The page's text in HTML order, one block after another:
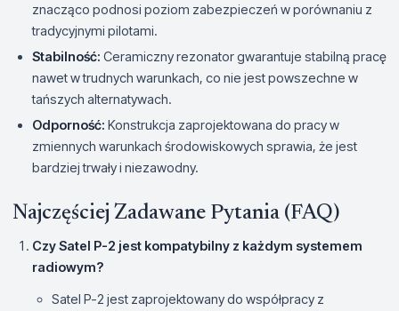
znacząco podnosi poziom zabezpieczeń w porównaniu z
tradycyjnymi pilotami.
Stabilność: Ceramiczny rezonator gwarantuje stabilną pracę
nawet w trudnych warunkach, co nie jest powszechne w
tańszych alternatywach.
Odporność: Konstrukcja zaprojektowana do pracy w
zmiennych warunkach środowiskowych sprawia, że jest
bardziej trwały i niezawodny.
Najczęściej Zadawane Pytania (FAQ)
Czy Satel P-2 jest kompatybilny z każdym systemem
radiowym?
Satel P-2 jest zaprojektowany do współpracy z